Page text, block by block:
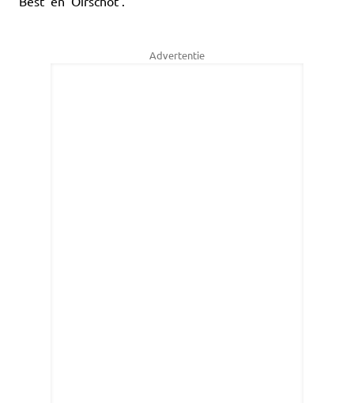
Advertentie